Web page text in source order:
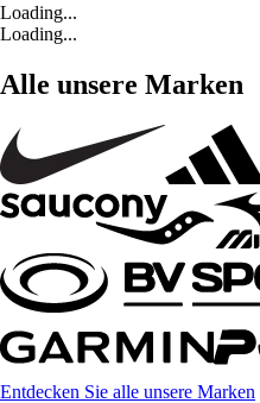
Loading...
Loading...
Alle unsere Marken
Entdecken Sie alle unsere Marken